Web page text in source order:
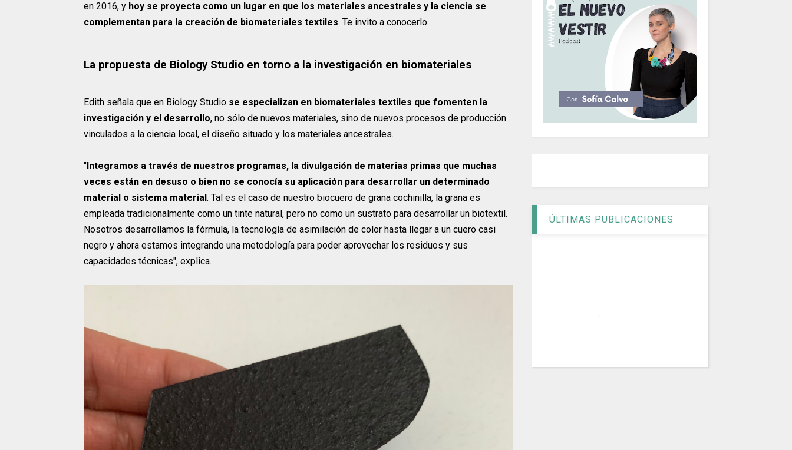
en 2016, y hoy se proyecta como un lugar en que los materiales ancestrales y la ciencia se
complementan para la creación de biomateriales textiles. Te invito a conocerlo.
La propuesta de Biology Studio en torno a la investigación en biomateriales
Edith señala que en Biology Studio se especializan en biomateriales textiles que fomenten la
investigación y el desarrollo, no sólo de nuevos materiales, sino de nuevos procesos de producción
vinculados a la ciencia local, el diseño situado y los materiales ancestrales.
"Integramos a través de nuestros programas, la divulgación de materias primas que muchas
veces están en desuso o bien no se conocía su aplicación para desarrollar un determinado
material o sistema material. Tal es el caso de nuestro biocuero de grana cochinilla, la grana es
empleada tradicionalmente como un tinte natural, pero no como un sustrato para desarrollar un biotextil.
Nosotros desarrollamos la fórmula, la tecnología de asimilación de color hasta llegar a un cuero casi
negro y ahora estamos integrando una metodología para poder aprovechar los residuos y sus
capacidades técnicas", explica.
ÚLTIMAS PUBLICACIONES